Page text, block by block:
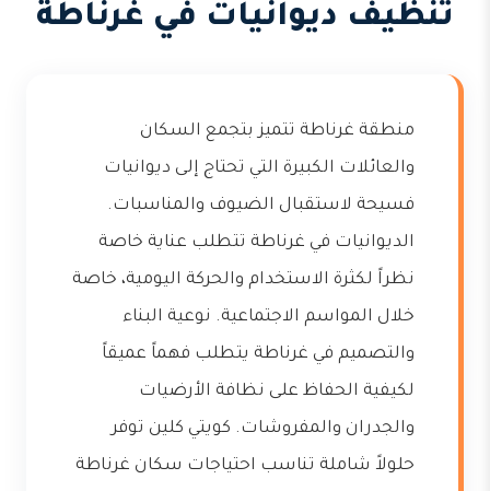
تنظيف ديوانيات في غرناطة
منطقة غرناطة تتميز بتجمع السكان
والعائلات الكبيرة التي تحتاج إلى ديوانيات
فسيحة لاستقبال الضيوف والمناسبات.
الديوانيات في غرناطة تتطلب عناية خاصة
نظراً لكثرة الاستخدام والحركة اليومية، خاصة
خلال المواسم الاجتماعية. نوعية البناء
والتصميم في غرناطة يتطلب فهماً عميقاً
لكيفية الحفاظ على نظافة الأرضيات
والجدران والمفروشات. كويتي كلين توفر
حلولاً شاملة تناسب احتياجات سكان غرناطة